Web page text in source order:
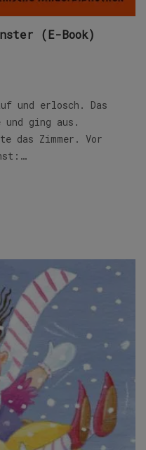
(E-Book)
und erlosch. Das
und ging aus.
das Zimmer. Vor